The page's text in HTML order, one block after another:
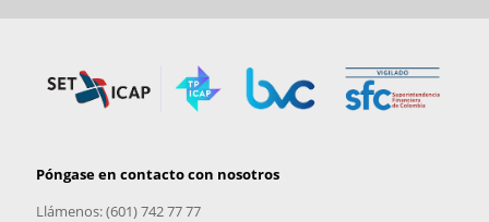
Póngase en contacto con nosotros
Llámenos: (601) 742 77 77